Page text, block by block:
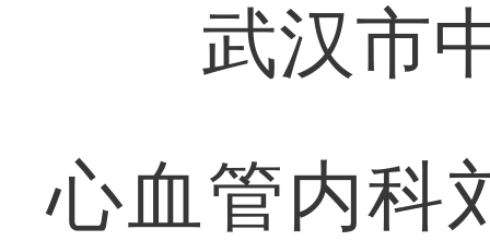
武汉市中
心血管内科